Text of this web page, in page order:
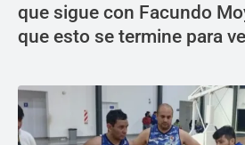
que sigue con Facundo
que esto se termine para